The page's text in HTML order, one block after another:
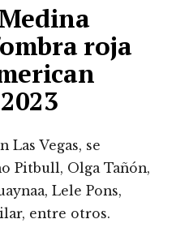
roja
Las Vegas, se
Pitbull, Olga Tañón,
Lele Pons,
entre otros.